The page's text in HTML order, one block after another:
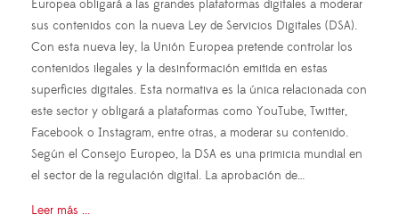
Europea obligará a las grandes plataformas digitales a moderar
sus contenidos con la nueva Ley de Servicios Digitales (DSA).
Con esta nueva ley, la Unión Europea pretende controlar los
contenidos ilegales y la desinformación emitida en estas
superficies digitales. Esta normativa es la única relacionada con
este sector y obligará a plataformas como YouTube, Twitter,
Facebook o Instagram, entre otras, a moderar su contenido.
Según el Consejo Europeo, la DSA es una primicia mundial en
el sector de la regulación digital. La aprobación de…
Leer más ...